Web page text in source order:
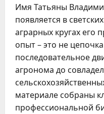
Имя Татьяны
появляется в
аграрных кругах его
опыт – это не
последовательное
агронома до
материале собраны
профессиональной